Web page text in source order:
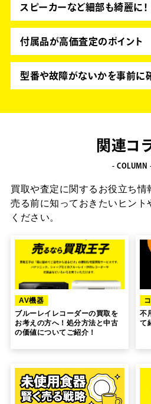
スピーカーなど細部も綺麗に！
外部のキズや汚れはもちろん
れる部分の錆びなども査定に
ースプレーなどを使い、でき
きましょう。
付属品が高価査定のポイント
古いモデルは査定額が低くな
元箱、リモコン、AM・FMア
ケーブル類をまとめて売るこ
型番や故障がないかを事前に
ことが大切です。
関連コ
- COLUMN
買取や査定に関するお役立ち情
売る前に知っておきたいヒント
ください。
AV機器
ブルーレイレコーダーの買取を
お考えの方へ！処分方法と中古
の価値についてご紹介！
不
て